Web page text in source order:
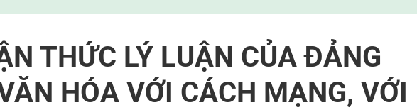
THỨC LÝ LUẬN CỦA ĐẢNG
HÓA VỚI CÁCH MẠNG, VỚI